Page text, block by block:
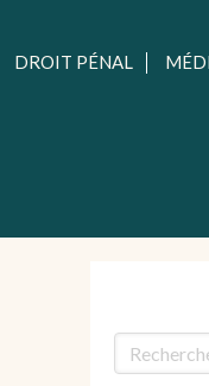
DROIT PÉNAL
Rechercher